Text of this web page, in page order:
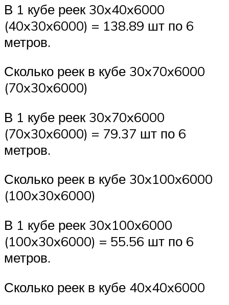
В 1 кубе реек 30x40x6000
(40x30x6000) = 138.89 шт по 6
метров.
Сколько реек в кубе 30x70x6000
(70x30x6000)
В 1 кубе реек 30x70x6000
(70x30x6000) = 79.37 шт по 6
метров.
Сколько реек в кубе 30x100x6000
(100x30x6000)
В 1 кубе реек 30x100x6000
(100x30x6000) = 55.56 шт по 6
метров.
Сколько реек в кубе 40x40x6000